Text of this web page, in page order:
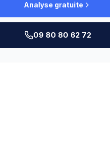
Analyse gratuite
09 80 80 62 72